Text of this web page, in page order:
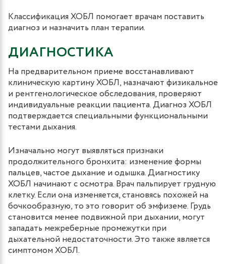
Классификация ХОБЛ помогает врачам поставить
диагноз и назначить план терапии.
ДИАГНОСТИКА
На предварительном приеме восстанавливают
клиническую картину ХОБЛ, назначают физикальное
и рентгенологическое обследования, проверяют
индивидуальные реакции пациента. Диагноз ХОБЛ
подтверждается специальными функциональными
тестами дыхания.
Изначально могут выявляться признаки
продолжительного бронхита: изменение формы
пальцев, частое дыхание и одышка. Диагностику
ХОБЛ начинают с осмотра. Врач пальпирует грудную
клетку. Если она изменяется, становясь похожей на
бочкообразную, то это говорит об эмфиземе. Грудь
становится менее подвижной при дыхании, могут
западать межреберные промежутки при
дыхательной недостаточности. Это также является
симптомом ХОБЛ.